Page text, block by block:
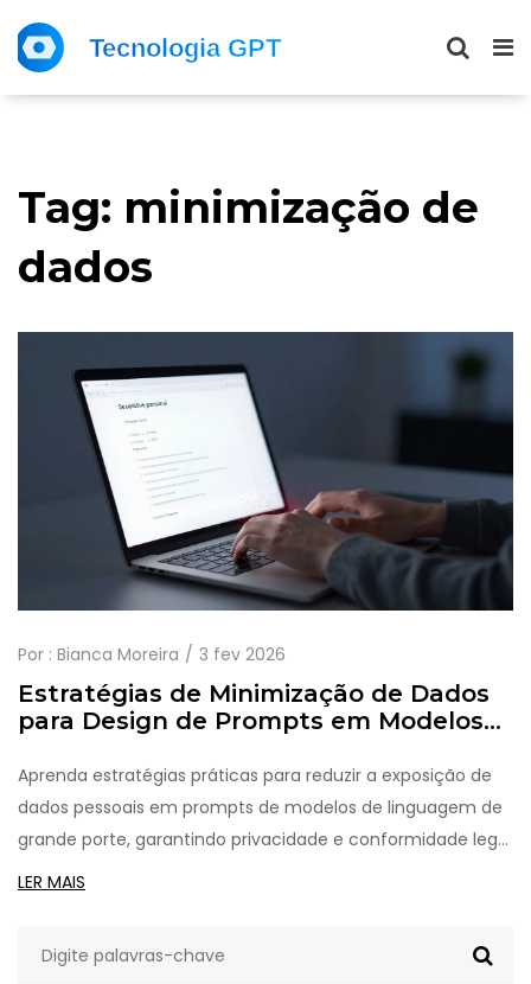
Tag: minimização de
dados
Por : Bianca Moreira 3 fev 2026
Estratégias de Minimização de Dados
para Design de Prompts em Modelos
Aprenda estratégias práticas para reduzir a exposição de
dados pessoais em prompts de modelos de linguagem de
grande porte, garantindo privacidade e conformidade legal
sem perder qualidade nas respostas.
LER MAIS